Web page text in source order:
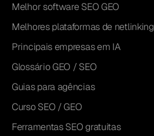
Melhor software SEO GEO
Melhores plataformas de netlinking
Principais empresas em IA
Glossário GEO / SEO
Guias para agências
Curso SEO / GEO
Ferramentas SEO gratuitas